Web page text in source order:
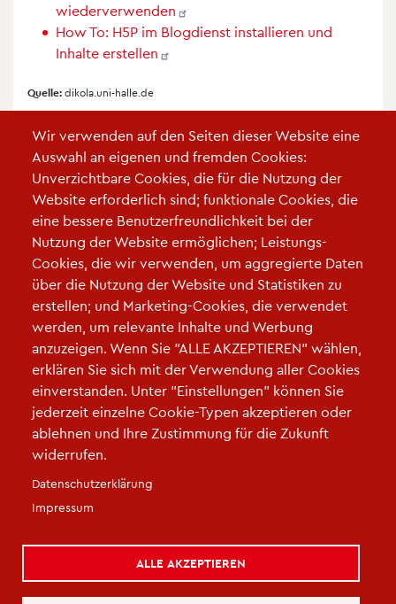
wiederverwenden
How To: H5P im Blogdienst installieren und
Inhalte erstellen
Quelle: dikola.uni-halle.de
Links
DikoLa -OER-Base
DikoLa - OER-Base(Unterrichtsideen)
DikoLa - OER-Base(Selbstlernkurse)
DikoLa - OER-Base(Erklärvideos)
FußzeileImpressum|Datenschutz
Wir verwenden auf den Seiten dieser Website eine
Auswahl an eigenen und fremden Cookies:
Unverzichtbare Cookies, die für die Nutzung der
Website erforderlich sind; funktionale Cookies, die
eine bessere Benutzerfreundlichkeit bei der
Nutzung der Website ermöglichen; Leistungs-
Cookies, die wir verwenden, um aggregierte Daten
über die Nutzung der Website und Statistiken zu
erstellen; und Marketing-Cookies, die verwendet
werden, um relevante Inhalte und Werbung
anzuzeigen. Wenn Sie "ALLE AKZEPTIEREN" wählen,
erklären Sie sich mit der Verwendung aller Cookies
einverstanden. Unter "Einstellungen" können Sie
jederzeit einzelne Cookie-Typen akzeptieren oder
ablehnen und Ihre Zustimmung für die Zukunft
widerrufen.
Datenschutzerklärung
Impressum
ALLE AKZEPTIEREN